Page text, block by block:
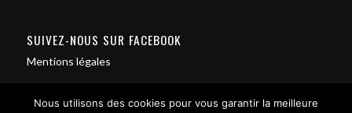
SUIVEZ-NOUS SUR FACEBOOK
Mentions légales
Nous utilisons des cookies pour vous garantir la meilleure